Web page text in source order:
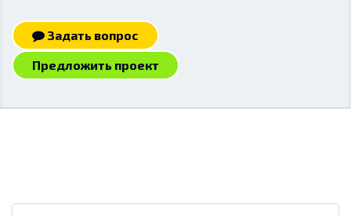
Задать вопрос
Предложить проект